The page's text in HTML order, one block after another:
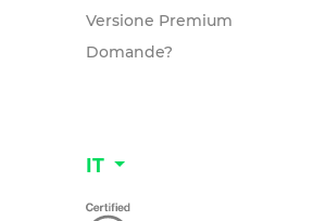
Versione Premium
Domande?
IT